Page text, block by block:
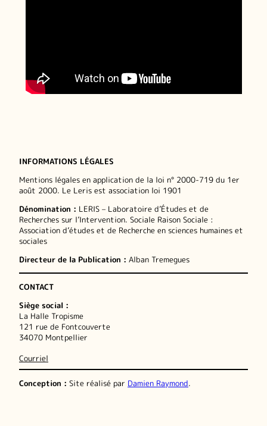
INFORMATIONS LÉGALES
Mentions légales en application de la loi n° 2000-719 du 1er
août 2000. Le Leris est association loi 1901
Dénomination : LERIS – Laboratoire d’Études et de
Recherches sur l’Intervention. Sociale Raison Sociale :
Association d’études et de Recherche en sciences humaines et
sociales
Directeur de la Publication : Alban Tremegues
CONTACT
Siège social :
La Halle Tropisme
121 rue de Fontcouverte
34070 Montpellier
Courriel
Conception : Site réalisé par Damien Raymond.